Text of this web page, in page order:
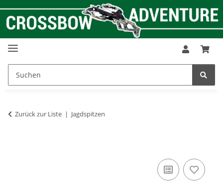
Zurück zur Liste Jagdspitzen